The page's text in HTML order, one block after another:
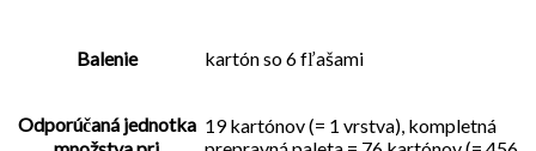
Balenie kartón so 6 fľašami
Odporúčaná jednotka 19 kartónov (= 1 vrstva), kompletná